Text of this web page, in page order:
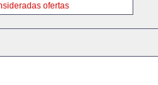
ofertas